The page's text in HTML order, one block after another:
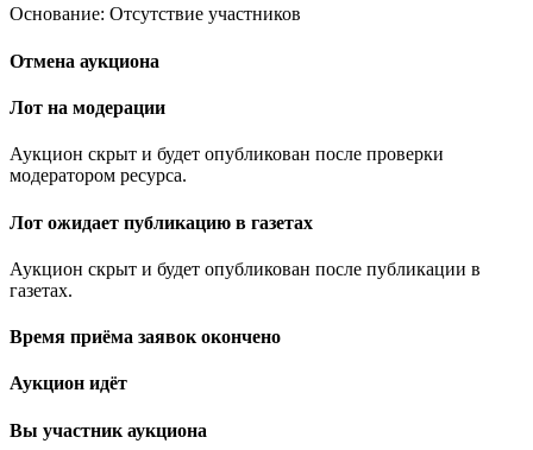
Основание: Отсутствие участников
Отмена аукциона
Лот на модерации
Аукцион скрыт и будет опубликован после проверки
модератором ресурса.
Лот ожидает публикацию в газетах
Аукцион скрыт и будет опубликован после публикации в
газетах.
Время приёма заявок окончено
Аукцион идёт
Вы участник аукциона